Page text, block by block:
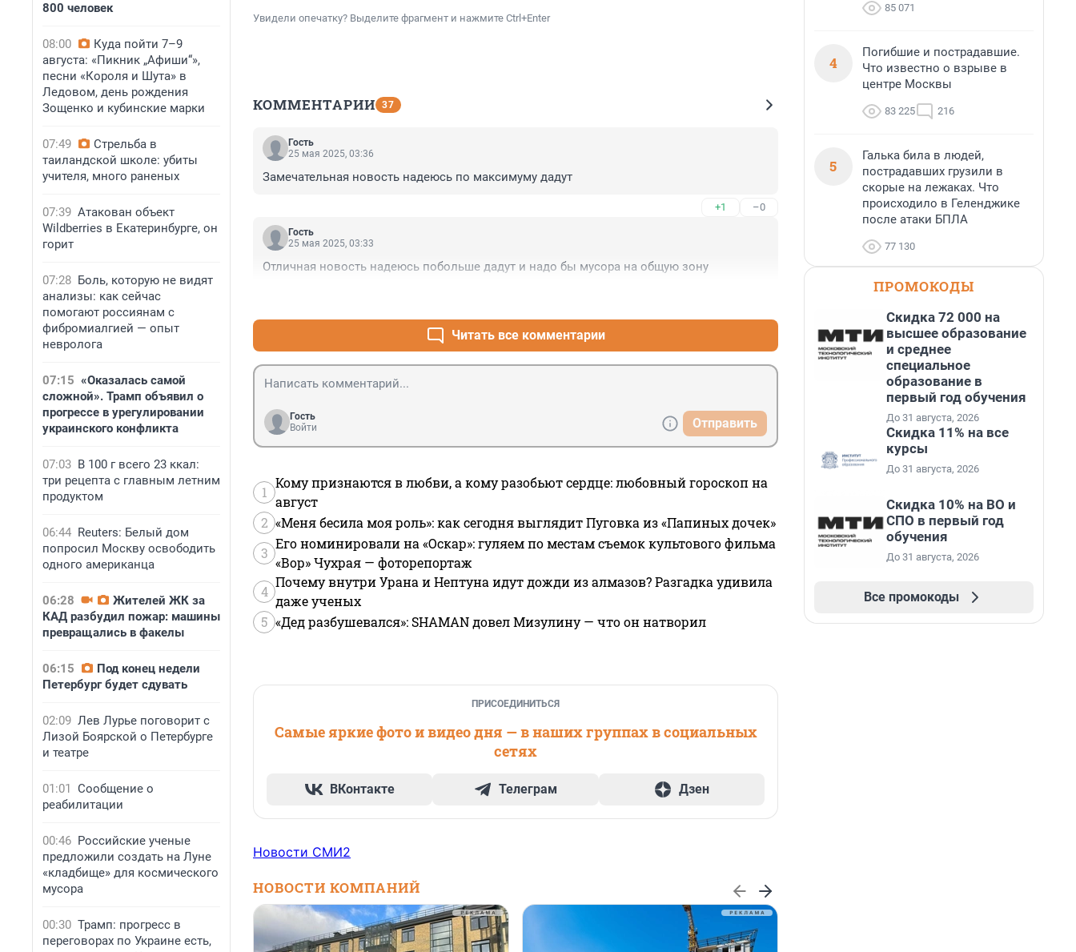
800 человек
08:00
Куда пойти 7–9
августа: «Пикник „Афиши“»,
песни «Короля и Шута» в
Ледовом, день рождения
Зощенко и кубинские марки
07:49
Стрельба в
таиландской школе: убиты
учителя, много раненых
07:39 Атакован объект
Wildberries в Екатеринбурге, он
горит
07:28 Боль, которую не видят
анализы: как сейчас
помогают россиянам с
фибромиалгией — опыт
невролога
07:15 «Оказалась самой
сложной». Трамп объявил о
прогрессе в урегулировании
украинского конфликта
07:03 В 100 г всего 23 ккал:
три рецепта с главным летним
продуктом
06:44 Reuters: Белый дом
попросил Москву освободить
одного американца
06:28
Жителей ЖК за
КАД разбудил пожар: машины
превращались в факелы
06:15
Под конец недели
Петербург будет сдувать
02:09 Лев Лурье поговорит с
Лизой Боярской о Петербурге
и театре
01:01 Сообщение о
реабилитации
00:46 Российские ученые
предложили создать на Луне
«кладбище» для космического
мусора
00:30 Трамп: прогресс в
переговорах по Украине есть,
Увидели опечатку? Выделите фрагмент и нажмите Ctrl+Enter
КОММЕНТАРИИ 37
Гость
25 мая 2025, 03:36
Замечательная новость надеюсь по максимуму дадут
+1 –0
Гость
25 мая 2025, 03:33
Отличная новость надеюсь побольше дадут и надо бы мусора на общую зону
Читать все комментарии
Гость
Войти
Отправить
1
Кому признаются в любви, а кому разобьют сердце: любовный гороскоп на
август
2 «Меня бесила моя роль»: как сегодня выглядит Пуговка из «Папиных дочек»
3
Его номинировали на «Оскар»: гуляем по местам съемок культового фильма
«Вор» Чухрая — фоторепортаж
4
Почему внутри Урана и Нептуна идут дожди из алмазов? Разгадка удивила
даже ученых
5 «Дед разбушевался»: SHAMAN довел Мизулину — что он натворил
ПРИСОЕДИНИТЬСЯ
Самые яркие фото и видео дня — в наших группах в социальных
сетях
ВКонтакте Телеграм Дзен
Новости СМИ2
НОВОСТИ КОМПАНИЙ
85 071
4
Погибшие и пострадавшие.
Что известно о взрыве в
центре Москвы
83 225 216
5
Галька била в людей,
пострадавших грузили в
скорые на лежаках. Что
происходило в Геленджике
после атаки БПЛА
77 130
ПРОМОКОДЫ
Скидка 72 000 на
высшее образование
и среднее
специальное
образование в
первый год обучения
До 31 августа, 2026
Скидка 11% на все
курсы
До 31 августа, 2026
Скидка 10% на ВО и
СПО в первый год
обучения
До 31 августа, 2026
Все промокоды